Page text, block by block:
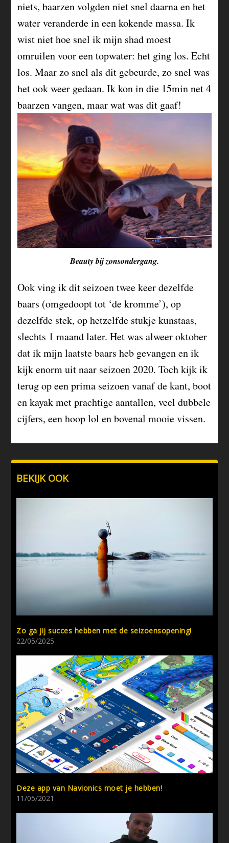
niets, baarzen volgden niet snel daarna en het
water veranderde in een kokende massa. Ik
wist niet hoe snel ik mijn shad moest
omruilen voor een topwater: het ging los. Echt
los. Maar zo snel als dit gebeurde, zo snel was
het ook weer gedaan. Ik kon in die 15min net 4
baarzen vangen, maar wat was dit gaaf!
Beauty bij zonsondergang.
Ook ving ik dit seizoen twee keer dezelfde
baars (omgedoopt tot ‘de kromme’), op
dezelfde stek, op hetzelfde stukje kunstaas,
slechts 1 maand later. Het was alweer oktober
dat ik mijn laatste baars heb gevangen en ik
kijk enorm uit naar seizoen 2020. Toch kijk ik
terug op een prima seizoen vanaf de kant, boot
en kayak met prachtige aantallen, veel dubbele
cijfers, een hoop lol en bovenal mooie vissen.
BEKIJK OOK
Zo ga jij succes hebben met de seizoensopening!
22/05/2025
Deze app van Navionics moet je hebben!
11/05/2021